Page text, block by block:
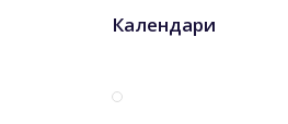
Календари